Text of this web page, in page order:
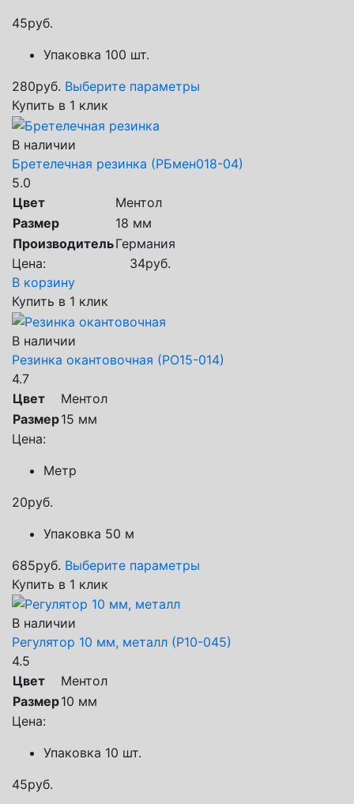
45руб.
Упаковка 100 шт.
280руб. Выберите параметры
Купить в 1 клик
В наличии
Бретелечная резинка (РБмен018-04)
5.0
Цвет
Ментол
Размер
18 мм
ПроизводительГермания
Цена:
34руб.
В корзину
Купить в 1 клик
В наличии
Резинка окантовочная (РО15-014)
4.7
Цвет
Ментол
Размер15 мм
Цена:
Метр
20руб.
Упаковка 50 м
685руб. Выберите параметры
Купить в 1 клик
В наличии
Регулятор 10 мм, металл (Р10-045)
4.5
Цвет
Ментол
Размер10 мм
Цена:
Упаковка 10 шт.
45руб.